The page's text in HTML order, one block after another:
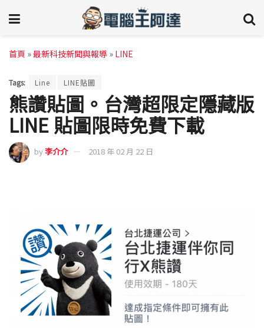
首頁 »最新科技新聞與報導 » LINE
Tags: Line LINE貼圖
熊讚貼圖。台灣超限定隱藏版
LINE 貼圖限時免費下載
by李介介 2018 年 02 月 22 日